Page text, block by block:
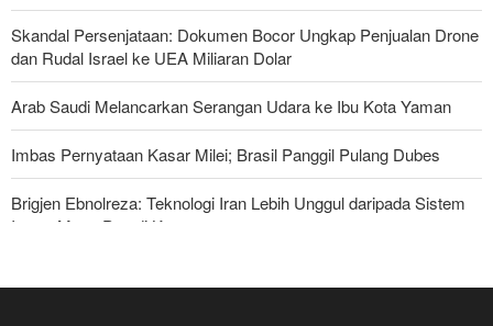
Skandal Persenjataan: Dokumen Bocor Ungkap Penjualan Drone
dan Rudal Israel ke UEA Miliaran Dolar
Arab Saudi Melancarkan Serangan Udara ke Ibu Kota Yaman
Imbas Pernyataan Kasar Milei; Brasil Panggil Pulang Dubes
Brigjen Ebnolreza: Teknologi Iran Lebih Unggul daripada Sistem
Impor Mana Pun di Kawasan